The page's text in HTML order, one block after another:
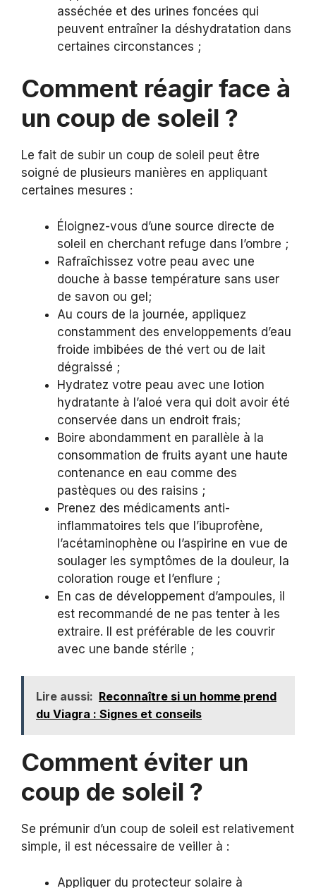
asséchée et des urines foncées qui
peuvent entraîner la déshydratation dans
certaines circonstances ;
Comment réagir face à
un coup de soleil ?
Le fait de subir un coup de soleil peut être
soigné de plusieurs manières en appliquant
certaines mesures :
Éloignez-vous d’une source directe de
soleil en cherchant refuge dans l’ombre ;
Rafraîchissez votre peau avec une
douche à basse température sans user
de savon ou gel;
Au cours de la journée, appliquez
constamment des enveloppements d’eau
froide imbibées de thé vert ou de lait
dégraissé ;
Hydratez votre peau avec une lotion
hydratante à l’aloé vera qui doit avoir été
conservée dans un endroit frais;
Boire abondamment en parallèle à la
consommation de fruits ayant une haute
contenance en eau comme des
pastèques ou des raisins ;
Prenez des médicaments anti-
inflammatoires tels que l’ibuprofène,
l’acétaminophène ou l’aspirine en vue de
soulager les symptômes de la douleur, la
coloration rouge et l’enflure ;
En cas de développement d’ampoules, il
est recommandé de ne pas tenter à les
extraire. Il est préférable de les couvrir
avec une bande stérile ;
Lire aussi: Reconnaître si un homme prend
du Viagra : Signes et conseils
Comment éviter un
coup de soleil ?
Se prémunir d’un coup de soleil est relativement
simple, il est nécessaire de veiller à :
Appliquer du protecteur solaire à